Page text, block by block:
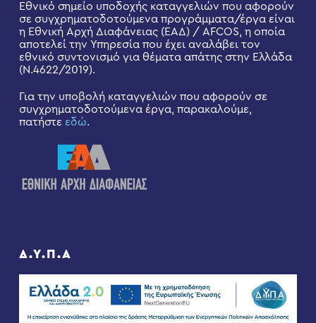
Εθνικό σημείο υποδοχής καταγγελιών που αφορούν
σε συγχρηματοδοτούμενα προγράμματα/έργα είναι
η Εθνική Αρχή Διαφάνειας (ΕΑΔ) / AFCOS, η οποία
αποτελεί την Υπηρεσία που έχει αναλάβει τον
εθνικό συντονισμό για θέματα απάτης στην Ελλάδα
(Ν.4622/2019).
Για την υποβολή καταγγελιών που αφορούν σε
συγχρηματοδοτούμενα έργα, παρακαλούμε,
πατήστε εδώ.
Δ.Υ.Π.Α